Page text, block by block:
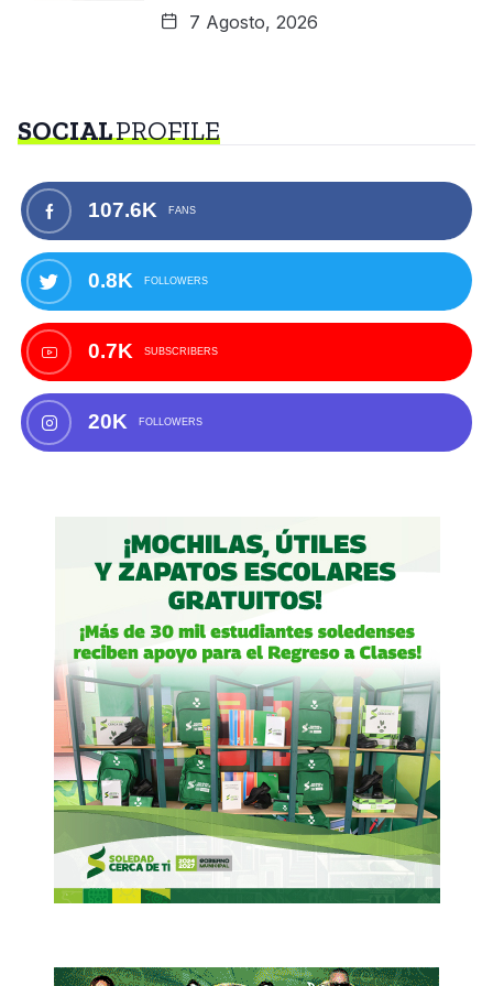
7 Agosto, 2026
SOCIALPROFILE
107.6K FANS
0.8K FOLLOWERS
0.7K SUBSCRIBERS
20K FOLLOWERS